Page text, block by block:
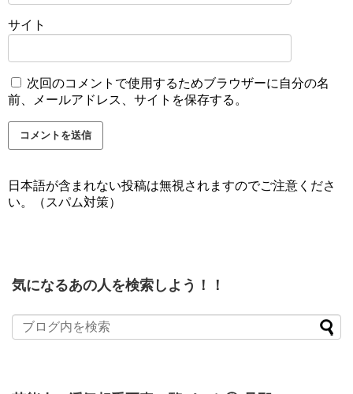
サイト
次回のコメントで使用するためブラウザーに自分の名
前、メールアドレス、サイトを保存する。
日本語が含まれない投稿は無視されますのでご注意くださ
い。（スパム対策）
気になるあの人を検索しよう！！